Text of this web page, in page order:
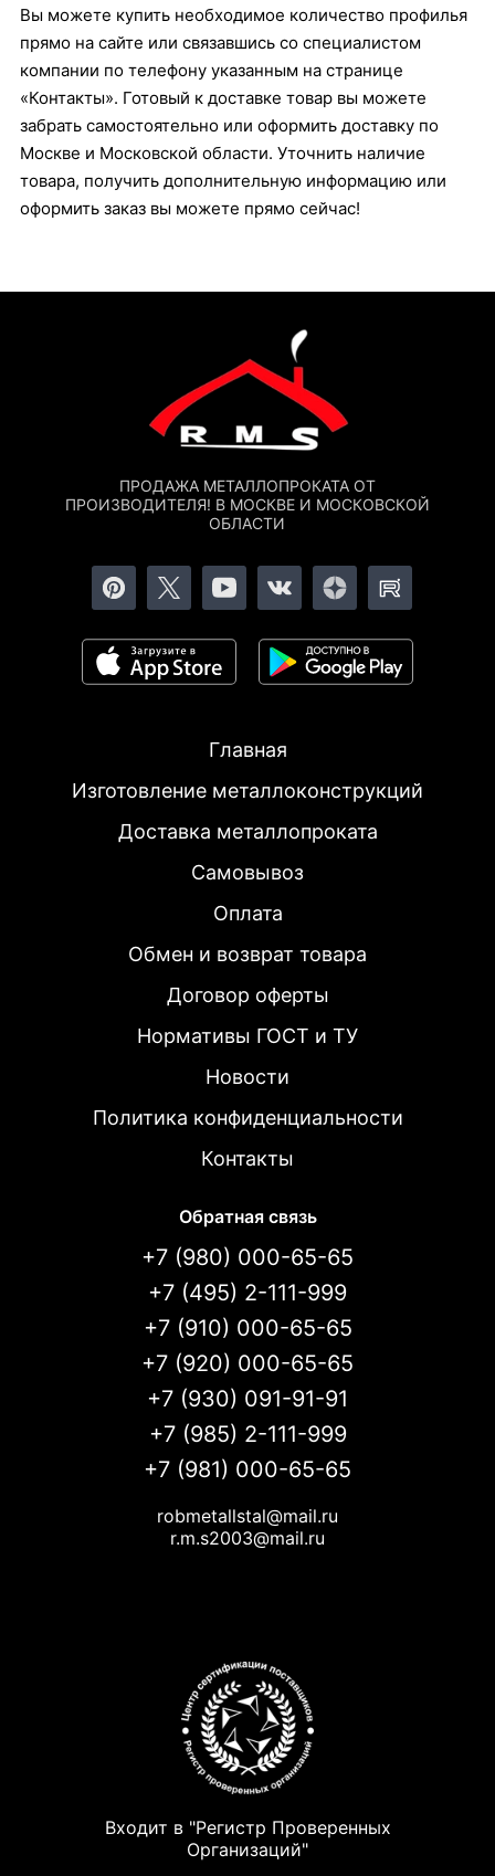
Вы можете купить необходимое количество профилья
прямо на сайте или связавшись со специалистом
компании по телефону указанным на странице
«Контакты». Готовый к доставке товар вы можете
забрать самостоятельно или оформить доставку по
Москве и Московской области. Уточнить наличие
товара, получить дополнительную информацию или
оформить заказ вы можете прямо сейчас!
ПРОДАЖА МЕТАЛЛОПРОКАТА ОТ
ПРОИЗВОДИТЕЛЯ! В МОСКВЕ И МОСКОВСКОЙ
ОБЛАСТИ
Главная
Изготовление металлоконструкций
Доставка металлопроката
Самовывоз
Оплата
Обмен и возврат товара
Договор оферты
Нормативы ГОСТ и ТУ
Новости
Политика конфиденциальности
Контакты
Обратная связь
+7 (980) 000-65-65
+7 (495) 2-111-999
+7 (910) 000-65-65
+7 (920) 000-65-65
+7 (930) 091-91-91
+7 (985) 2-111-999
+7 (981) 000-65-65
robmetallstal@mail.ru
r.m.s2003@mail.ru
Входит в "Регистр Проверенных
Организаций"